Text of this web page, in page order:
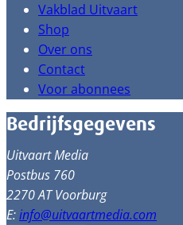
Vakblad Uitvaart
Shop
Over ons
Contact
Voor abonnees
Bedrijfsgegevens
Uitvaart Media
Postbus 760
2270 AT Voorburg
E:info@uitvaartmedia.com